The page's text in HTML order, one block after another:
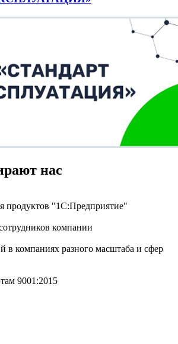
нас
продуктов "1С:Предприятие"
компании
в компаниях разного масштаба и сфер
9001:2015